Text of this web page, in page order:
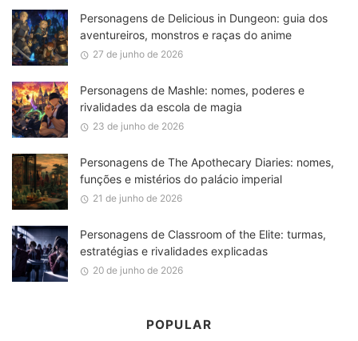
Personagens de Delicious in Dungeon: guia dos
aventureiros, monstros e raças do anime
27 de junho de 2026
Personagens de Mashle: nomes, poderes e
rivalidades da escola de magia
23 de junho de 2026
Personagens de The Apothecary Diaries: nomes,
funções e mistérios do palácio imperial
21 de junho de 2026
Personagens de Classroom of the Elite: turmas,
estratégias e rivalidades explicadas
20 de junho de 2026
POPULAR